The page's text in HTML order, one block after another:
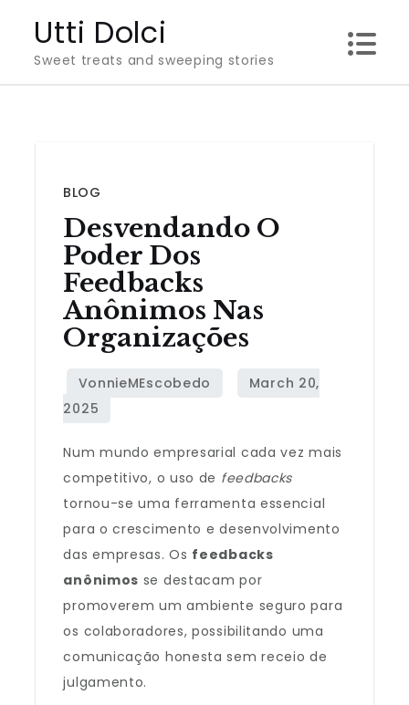
content
Utti Dolci
Sweet treats and sweeping stories
BLOG
Desvendando O
Poder Dos
Feedbacks
Anônimos Nas
Organizações
Num mundo empresarial cada vez mais
competitivo, o uso de feedbacks
tornou-se uma ferramenta essencial
para o crescimento e desenvolvimento
das empresas. Os feedbacks
anônimos se destacam por
promoverem um ambiente seguro para
os colaboradores, possibilitando uma
comunicação honesta sem receio de
julgamento.